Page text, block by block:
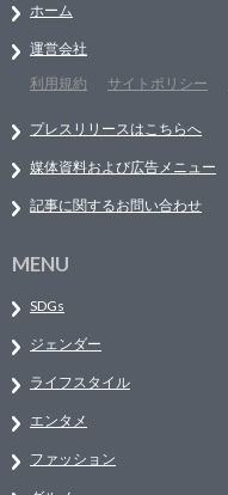
ホーム
運営会社
利用規約
サイトポリシー
プレスリリースはこちらへ
媒体資料および広告メニュー
記事に関するお問い合わせ
MENU
SDGs
ジェンダー
ライフスタイル
エンタメ
ファッション